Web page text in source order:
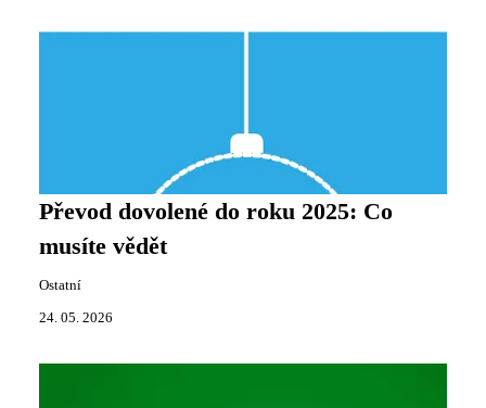
Převod dovolené do roku 2025: Co
musíte vědět
Ostatní
24. 05. 2026